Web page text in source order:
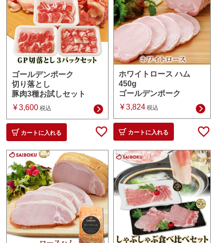
ゴールデンポーク
切り落とし
豚肉3種お試しセット
¥ 3,600 税込
カートに入れる
ホワイトロース ハム
450g
ゴールデンポーク
¥3,824 税込
カートに入れる